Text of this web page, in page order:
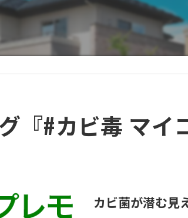
『#カビ毒 マイ
カビ菌が潜む見